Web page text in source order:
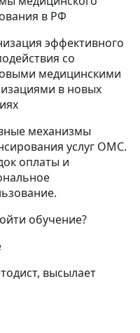
в РФ
эффективного
со
медицинскими
в новых
механизмы
услуг ОМС.
оплаты и
обучение?
высылает